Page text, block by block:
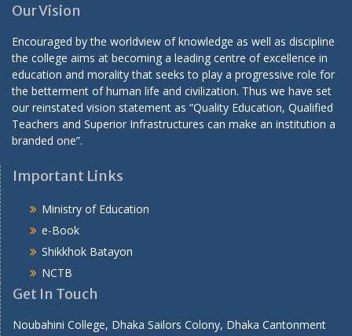
Our Vision
Encouraged by the worldview of knowledge as well as discipline
the college aims at becoming a leading centre of excellence in
education and morality that seeks to play a progressive role for
the betterment of human life and civilization. Thus we have set
our reinstated vision statement as “Quality Education, Qualified
Teachers and Superior Infrastructures can make an institution a
branded one”.
Important Links
Ministry of Education
e-Book
Shikkhok Batayon
NCTB
Get In Touch
Noubahini College, Dhaka Sailors Colony, Dhaka Cantonment